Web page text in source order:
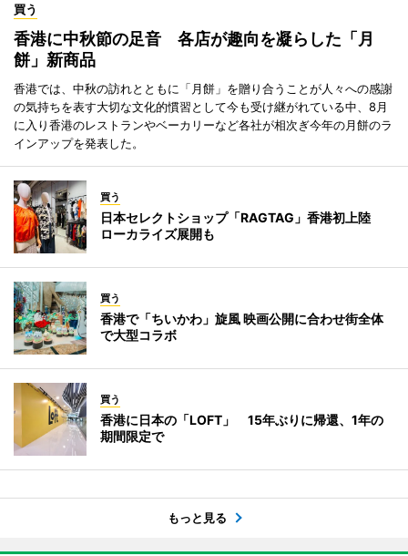
買う
香港に中秋節の足音 各店が趣向を凝らした「月
餅」新商品
香港では、中秋の訪れとともに「月餅」を贈り合うことが人々への感謝
の気持ちを表す大切な文化的慣習として今も受け継がれている中、8月
に入り香港のレストランやベーカリーなど各社が相次ぎ今年の月餅のラ
インアップを発表した。
買う
日本セレクトショップ「RAGTAG」香港初上陸
ローカライズ展開も
買う
香港で「ちいかわ」旋風 映画公開に合わせ街全体
で大型コラボ
買う
香港に日本の「LOFT」 15年ぶりに帰還、1年の
期間限定で
もっと見る